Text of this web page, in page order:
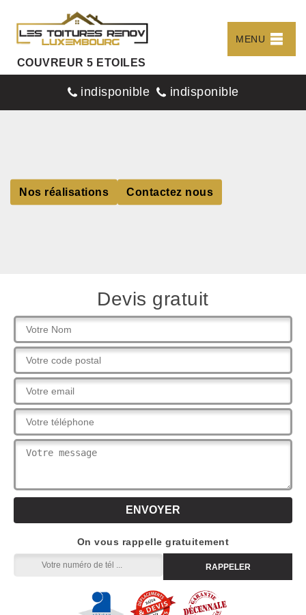
COUVREUR 5 ETOILES
MENU
indisponible indisponible
Nos réalisations Contactez nous
Devis gratuit
On vous rappelle gratuitement